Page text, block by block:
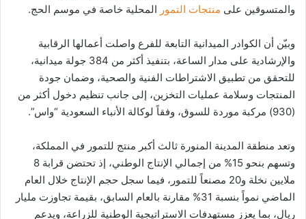
والمتسوقين على منتجات التمور المحلية خاصة في موسم الحج.
وبيّن أن الكوادر الميدانية التابعة للفرع واصلت أعمالها الرقابية
والإرشادية على مدار الساعة، بتنفيذ أكثر من 384 جولة ميدانية،
للتحقق من تطبيق الاشتراطات الفنية والصحية، وضمان جودة
المنتجات وسلامة عمليات التخزين، إلى جانب تنظيم دخول أكثر من
(930) مركبة موردة للسوق، وفقاً لوكالة الأنباء السعودية “واس”.
وتعد منطقة المدينة المنورة ثالث أكبر منتج للتمور في المملكة،
وتسهم بنحو 15% من إجمالي الإنتاج الوطني، إذ تحتضن قرابة 8
ملايين نخلة و20 مصنعاً للتمور، فيما سجل حجم الإنتاج خلال العام
الماضي نمواً بنسبة 31% مقارنة بالعام السابق، بقيمة تجاوزت مليار
ريال، بما يعزز مستهدفات الاستراتيجية الوطنية للزراعة، ويدعم